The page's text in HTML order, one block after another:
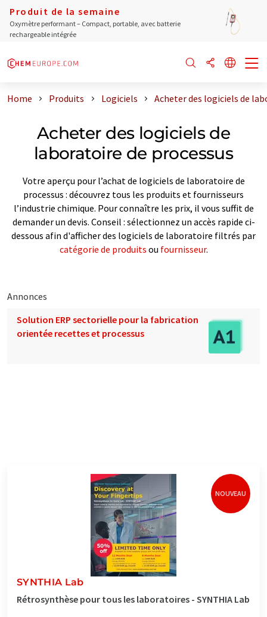
Produit de la semaine
Oxymètre performant – Compact, portable, avec batterie
rechargeable intégrée
Home Produits Logiciels Acheter des logiciels de
Acheter des logiciels de
laboratoire de processus
Votre aperçu pour l’achat de logiciels de laboratoire de
processus : découvrez tous les produits et fournisseurs
l’industrie chimique. Pour connaître les prix, il vous suffit de
demander un devis. Conseil : sélectionnez un accès rapide ci-
dessous afin d'afficher des logiciels de laboratoire filtrés par
catégorie de produits ou fournisseur.
Annonces
Solution ERP sectorielle pour la fabrication
orientée recettes et processus
NOUVEAU
SYNTHIA Lab
Rétrosynthèse pour tous les laboratoires - SYNTHIA Lab